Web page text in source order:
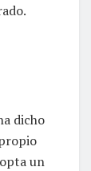
dicho
un